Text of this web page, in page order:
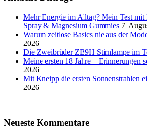
Mehr Energie im Alltag? Mein Test
Spray & Magnesium Gummies 7.
Warum zeitlose Basics nie aus der
2026
Die Zweibrüder ZB9H Stirnlampe im
Meine ersten 18 Jahre – Erinnerungen
2026
Mit Kneipp die ersten Sonnenstrahlen
2026
Neueste Kommentare